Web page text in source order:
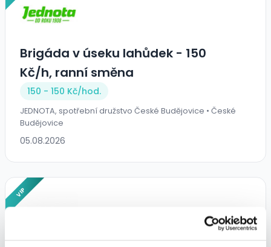
Brigáda v úseku lahůdek - 150
Kč/h, ranní směna
150 - 150 Kč/hod.
JEDNOTA, spotřební družstvo České Budějovice • České
Budějovice
05.08.2026
VIP